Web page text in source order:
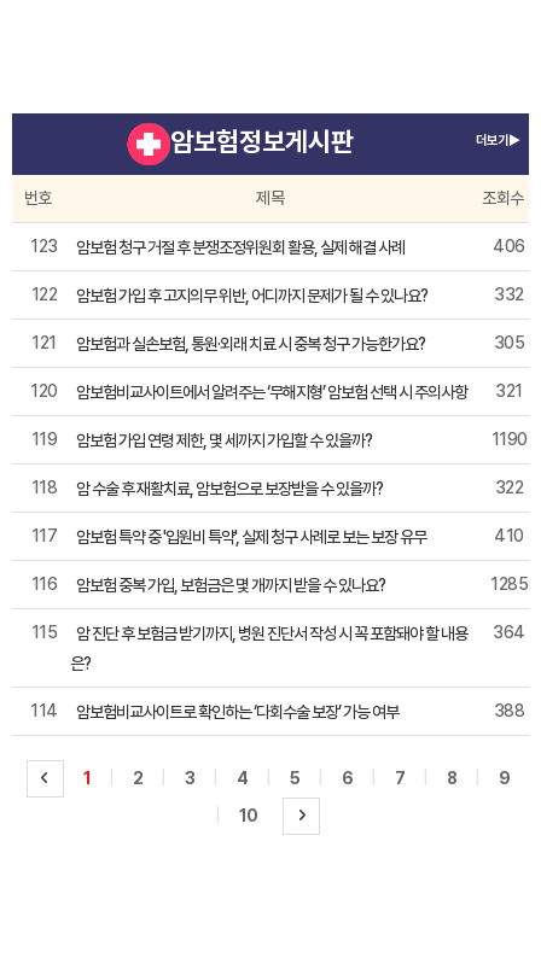
암보험정보게시판 더보기▶
번호 제목 조회수
123 암보험 청구 거절 후 분쟁조정위원회 활용, 실제 해결 사례 406
122 암보험 가입 후 고지의무 위반, 어디까지 문제가 될 수 있나요? 332
121 암보험과 실손보험, 통원·외래 치료 시 중복 청구 가능한가요? 305
120 암보험비교사이트에서 알려주는 ‘무해지형’ 암보험 선택 시 주의사항 321
119 암보험 가입 연령 제한, 몇 세까지 가입할 수 있을까? 1190
118 암 수술 후 재활치료, 암보험으로 보장받을 수 있을까? 322
117 암보험 특약 중 '입원비 특약', 실제 청구 사례로 보는 보장 유무 410
116 암보험 중복 가입, 보험금은 몇 개까지 받을 수 있나요? 1285
115
암 진단 후 보험금 받기까지, 병원 진단서 작성 시 꼭 포함돼야 할 내용
은?
364
114 암보험비교사이트로 확인하는 ‘다회수술 보장’ 가능 여부 388
1 2 3 4 5 6 7 8
9
10